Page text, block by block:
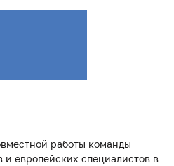
работы команды
европейских специалистов в